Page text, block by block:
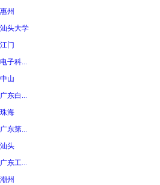
惠州
汕头大学
江门
电子科...
中山
广东白...
珠海
广东第...
汕头
广东工...
潮州